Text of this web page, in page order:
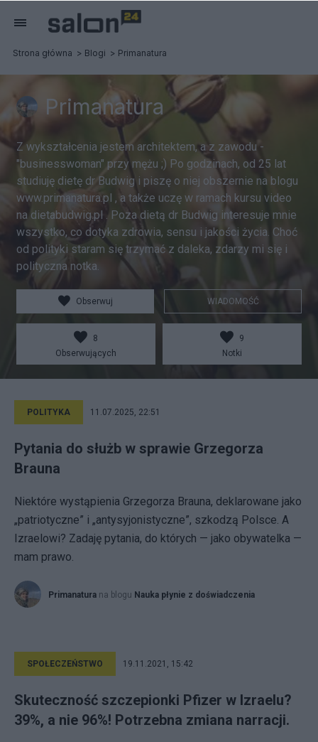
Strona główna Blogi Primanatura
Primanatura
Z wykształcenia jestem architektem, a z zawodu -
"businesswoman" przy mężu ;) Po godzinach, od 25 lat
studiuję dietę dr Budwig i piszę o niej obszernie na blogu
www.primanatura.pl , a także uczę w ramach kursu video
na dietabudwig.pl . Poza dietą dr Budwig interesuje mnie
wszystko, co dotyka zdrowia, sensu i jakości życia. Choć
od polityki staram się trzymać z daleka, zdarzy mi się i
polityczna notka.
Obserwuj WIADOMOŚĆ
8
Obserwujących
9
Notki
POLITYKA 11.07.2025, 22:51
Pytania do służb w sprawie Grzegorza
Brauna
Niektóre wystąpienia Grzegorza Brauna, deklarowane jako
„patriotyczne” i „antysyjonistyczne”, szkodzą Polsce. A
Izraelowi? Zadaję pytania, do których — jako obywatelka —
mam prawo.
Primanatura na blogu Nauka płynie z doświadczenia
SPOŁECZEŃSTWO 19.11.2021, 15:42
Skuteczność szczepionki Pfizer w Izraelu?
39%, a nie 96%! Potrzebna zmiana narracji.